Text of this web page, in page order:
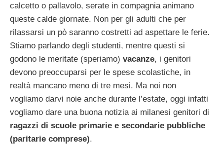
calcetto o pallavolo, serate in compagnia animano
queste calde giornate. Non per gli adulti che per
rilassarsi un pò saranno costretti ad aspettare le ferie.
Stiamo parlando degli studenti, mentre questi si
godono le meritate (speriamo) vacanze, i genitori
devono preoccuparsi per le spese scolastiche, in
realtà mancano meno di tre mesi. Ma noi non
vogliamo darvi noie anche durante l’estate, oggi infatti
vogliamo dare una buona notizia ai milanesi genitori di
ragazzi di scuole primarie e secondarie pubbliche
(paritarie comprese).